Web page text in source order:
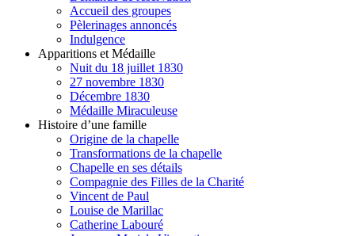
Accueil des groupes
Pèlerinages annoncés
Indulgence
Apparitions et Médaille
Nuit du 18 juillet 1830
27 novembre 1830
Décembre 1830
Médaille Miraculeuse
Histoire d’une famille
Origine de la chapelle
Transformations de la chapelle
Chapelle en ses détails
Compagnie des Filles de la Charité
Vincent de Paul
Louise de Marillac
Catherine Labouré